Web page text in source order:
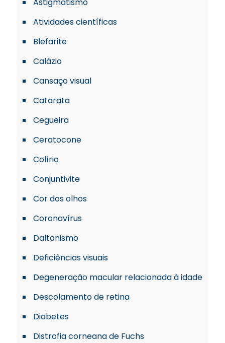
Astigmatismo
Atividades científicas
Blefarite
Calázio
Cansaço visual
Catarata
Cegueira
Ceratocone
Colírio
Conjuntivite
Cor dos olhos
Coronavírus
Daltonismo
Deficiências visuais
Degeneração macular relacionada à idade
Descolamento de retina
Diabetes
Distrofia corneana de Fuchs